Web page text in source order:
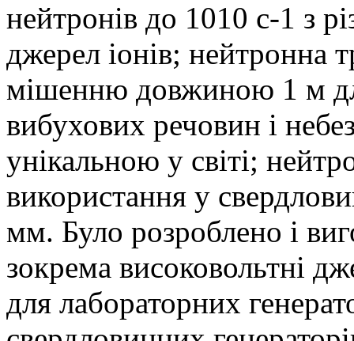
нейтронів до 1010 с-1 з
джерел іонів;
мішенню довжиною 1 м
вибухових речовин і
унікальною у світі;
використання у
мм. Було розроблено і
зокрема високовольтні
для лабораторних